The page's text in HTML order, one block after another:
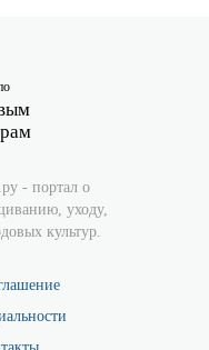
- портал о
уходу,
культур.